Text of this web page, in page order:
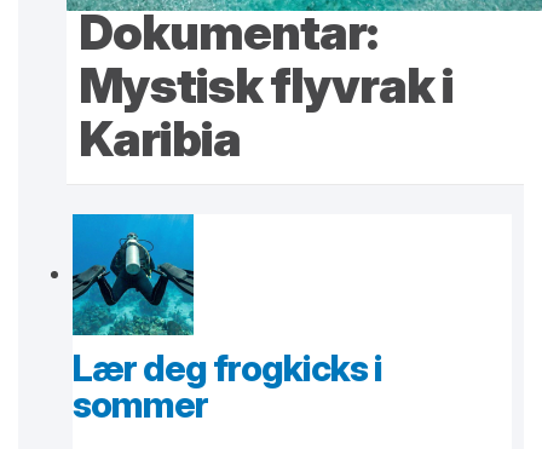
Dokumentar:
Mystisk flyvrak i
Karibia
Lær deg frogkicks i
sommer